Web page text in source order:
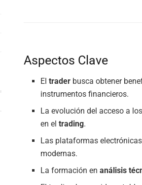
Aspectos Clave
Eltrader busca obtener
instrumentos financieros.
La evolución del acceso a
en eltrading.
Las plataformas
modernas.
La formación enanálisis